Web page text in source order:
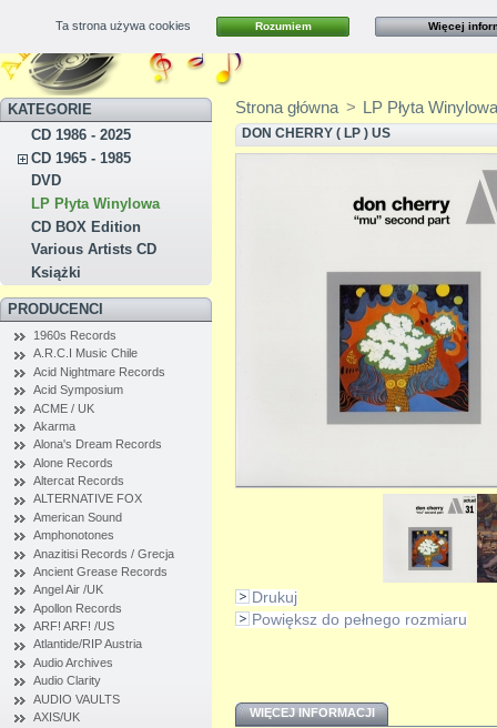
Kontakt Mapa strony
Ta strona używa cookies Rozumiem Więcej
KATEGORIE
CD 1986 - 2025
CD 1965 - 1985
DVD
LP Płyta Winylowa
CD BOX Edition
Various Artists CD
Książki
PRODUCENCI
1960s Records
A.R.C.I Music Chile
Acid Nightmare Records
Acid Symposium
ACME / UK
Akarma
Alona's Dream Records
Alone Records
Altercat Records
ALTERNATIVE FOX
American Sound
Amphonotones
Anazitisi Records / Grecja
Ancient Grease Records
Angel Air /UK
Apollon Records
ARF! ARF! /US
Atlantide/RIP Austria
Audio Archives
Audio Clarity
AUDIO VAULTS
AXIS/UK
Strona główna > LP Płyta
DON CHERRY ( LP ) US
Drukuj
Powiększ do pełnego rozmiaru
WIĘCEJ INFORMACJI